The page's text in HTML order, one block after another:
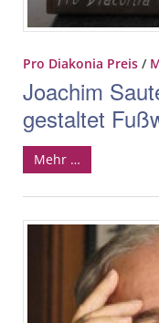
Pro Diakonia Preis /
Joachim
gestaltet
Mehr …